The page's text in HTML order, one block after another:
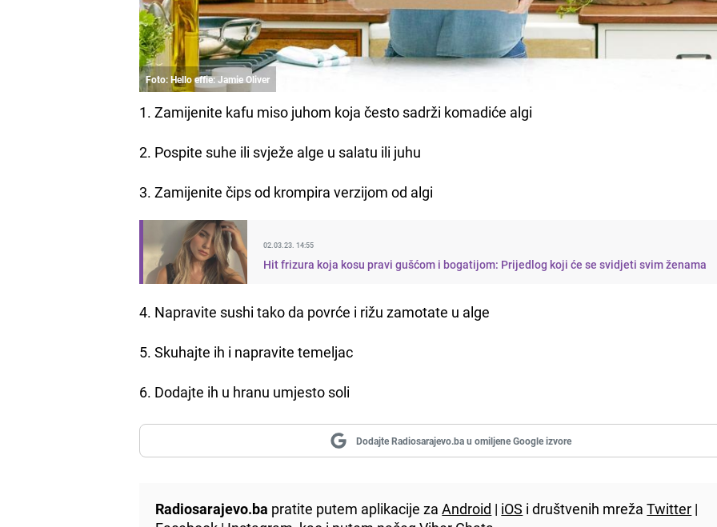
Foto: Hello effie: Jamie Oliver
1. Zamijenite kafu miso juhom koja često sadrži komadiće algi
2. Pospite suhe ili svježe alge u salatu ili juhu
3. Zamijenite čips od krompira verzijom od algi
02.03.23. 14:55
Hit frizura koja kosu pravi gušćom i bogatijom: Prijedlog koji će se svidjeti svim ženama
4. Napravite sushi tako da povrće i rižu zamotate u alge
5. Skuhajte ih i napravite temeljac
6. Dodajte ih u hranu umjesto soli
Dodajte Radiosarajevo.ba u omiljene Google izvore
Radiosarajevo.ba pratite putem aplikacije zaAndroid | iOS i društvenih mrežaTwitter |